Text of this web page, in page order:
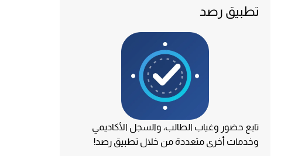
تطبيق رصد
تابع حضور وغياب الطالب، والسجل الأكاديمي
وخدمات أخرى متعددة من خلال تطبيق رصد!